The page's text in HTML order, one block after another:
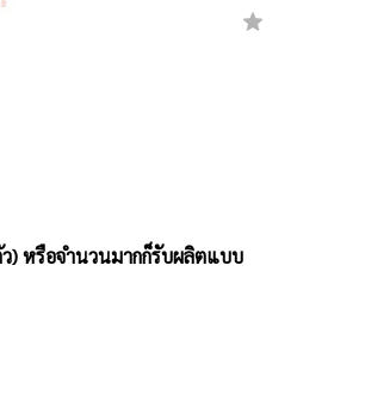
) หรือจำนวนมากก็รับผลิตแบบ